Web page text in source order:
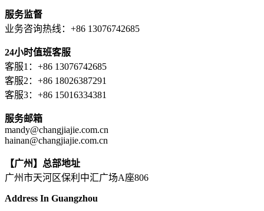
服务监督
业务咨询热线：+86 13076742685
24小时值班客服
客服1：+86 13076742685
客服2：+86 18026387291
客服3：+86 15016334381
服务邮箱
mandy@changjiajie.com.cn
hainan@changjiajie.com.cn
【广州】总部地址
广州市天河区保利中汇广场A座806
Address In Guangzhou